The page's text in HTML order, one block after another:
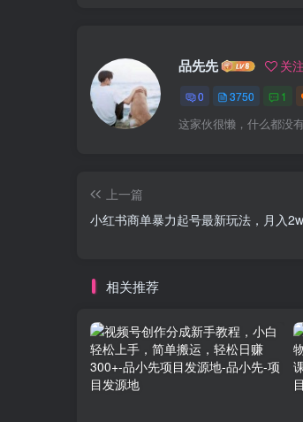
品先先 关注
0 3750 1
这家伙很懒，什么都没
上一篇
小红书商单暴力起号最新玩法，月入
相关推荐